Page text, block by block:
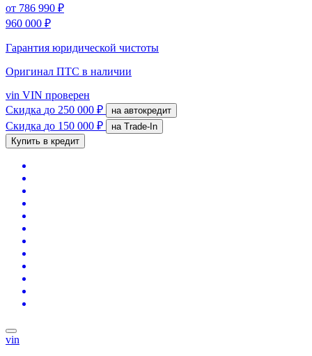
от 786 990 ₽
960 000 ₽
Гарантия юридической чистоты
Оригинал ПТС в наличии
vin VIN проверен
Скидка до 250 000 ₽ на автокредит
Скидка до 150 000 ₽
на Trade-In
Купить в кредит
vin